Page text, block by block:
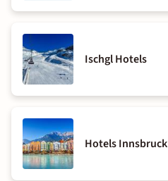
Ischgl Hotels
Hotels Innsbruck